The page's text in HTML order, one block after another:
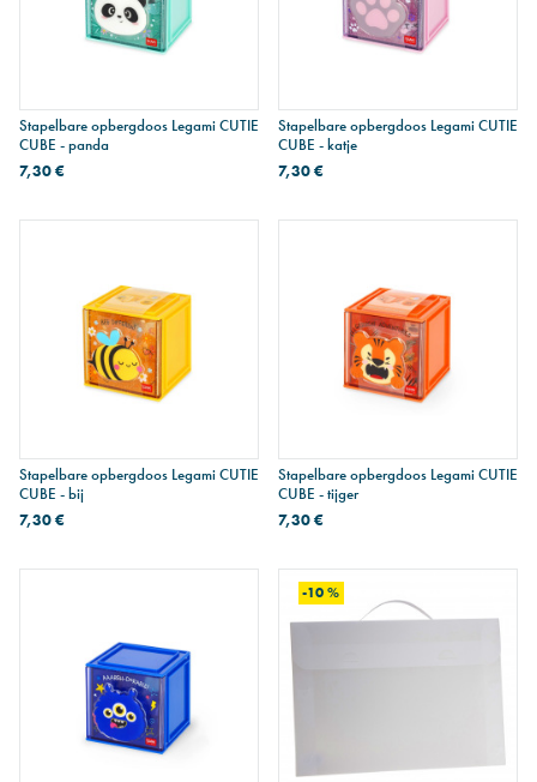
Stapelbare opbergdoos Legami CUTIE
CUBE - panda
7,30 €
Stapelbare opbergdoos Legami CUTIE
CUBE - katje
7,30 €
Stapelbare opbergdoos Legami CUTIE
CUBE - bij
7,30 €
Stapelbare opbergdoos Legami CUTIE
CUBE - tijger
7,30 €
-10 %